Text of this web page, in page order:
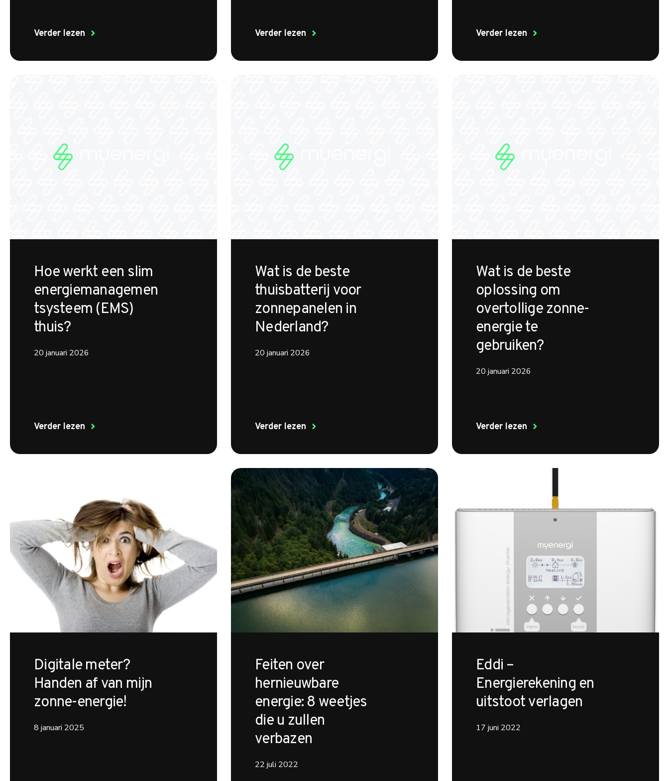
Verder lezen Verder lezen Verder lezen
Hoe werkt een slim
energiemanagemen
tsysteem (EMS)
thuis?
20 januari 2026
Verder lezen
Wat is de beste
thuisbatterij voor
zonnepanelen in
Nederland?
20 januari 2026
Verder lezen
Wat is de beste
oplossing om
overtollige zonne-
energie te
gebruiken?
20 januari 2026
Verder lezen
Digitale meter?
Handen af van mijn
zonne-energie!
8 januari 2025
Feiten over
hernieuwbare
energie: 8 weetjes
die u zullen
verbazen
22 juli 2022
Eddi –
Energierekening en
uitstoot verlagen
17 juni 2022